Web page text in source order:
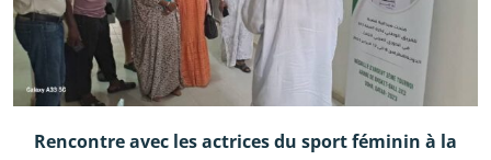
Rencontre avec les actrices du sport féminin à la